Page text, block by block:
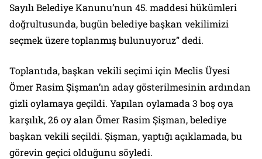
Sayılı Belediye Kanunu’nun 45. maddesi hükümleri
doğrultusunda, bugün belediye başkan vekilimizi
seçmek üzere toplanmış bulunuyoruz” dedi.
Toplantıda, başkan vekili seçimi için Meclis Üyesi
Ömer Rasim Şişman’ın aday gösterilmesinin ardından
gizli oylamaya geçildi. Yapılan oylamada 3 boş oya
karşılık, 26 oy alan Ömer Rasim Şişman, belediye
başkan vekili seçildi. Şişman, yaptığı açıklamada, bu
görevin geçici olduğunu söyledi.